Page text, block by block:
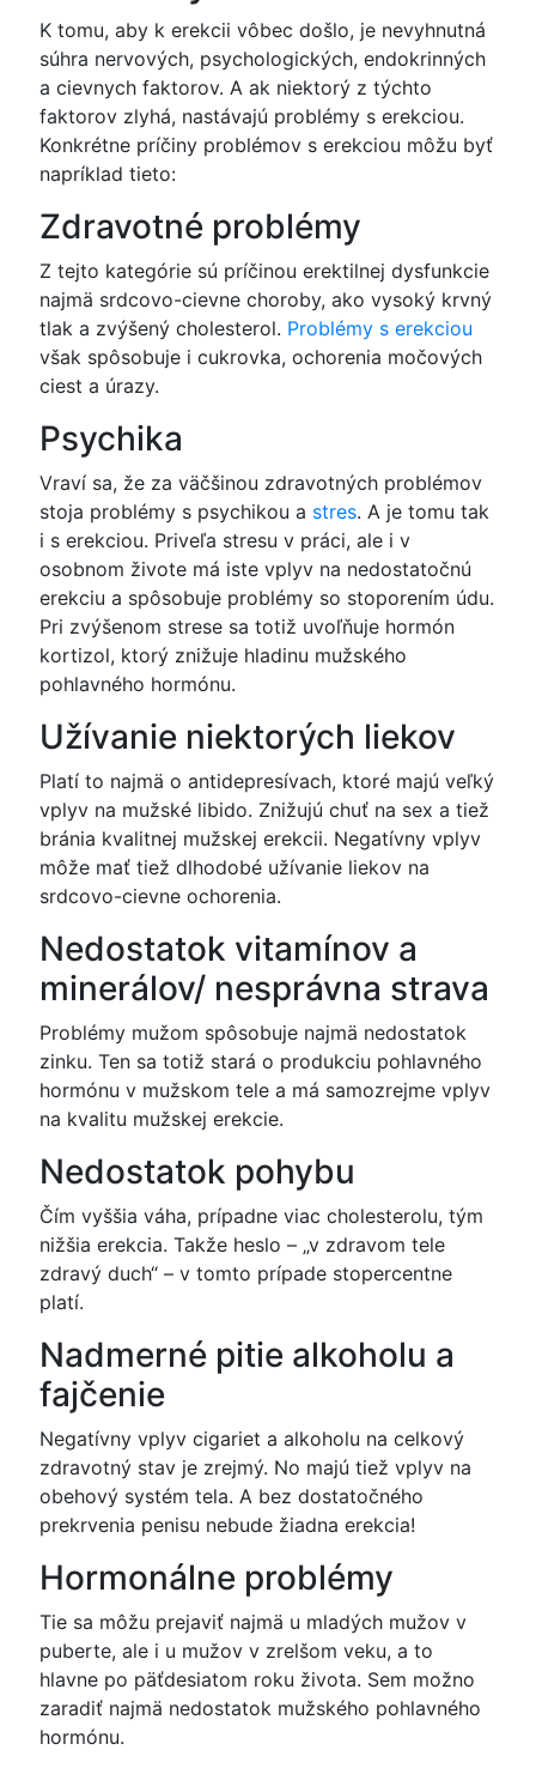
K tomu, aby k erekcii vôbec došlo, je nevyhnutná
súhra nervových, psychologických, endokrinných
a cievnych faktorov. A ak niektorý z týchto
faktorov zlyhá, nastávajú problémy s erekciou.
Konkrétne príčiny problémov s erekciou môžu byť
napríklad tieto:
Zdravotné problémy
Z tejto kategórie sú príčinou erektilnej dysfunkcie
najmä srdcovo-cievne choroby, ako vysoký krvný
tlak a zvýšený cholesterol. Problémy s erekciou
však spôsobuje i cukrovka, ochorenia močových
ciest a úrazy.
Psychika
Vraví sa, že za väčšinou zdravotných problémov
stoja problémy s psychikou a stres. A je tomu tak
i s erekciou. Priveľa stresu v práci, ale i v
osobnom živote má iste vplyv na nedostatočnú
erekciu a spôsobuje problémy so stoporením údu.
Pri zvýšenom strese sa totiž uvoľňuje hormón
kortizol, ktorý znižuje hladinu mužského
pohlavného hormónu.
Užívanie niektorých liekov
Platí to najmä o antidepresívach, ktoré majú veľký
vplyv na mužské libido. Znižujú chuť na sex a tiež
bránia kvalitnej mužskej erekcii. Negatívny vplyv
môže mať tiež dlhodobé užívanie liekov na
srdcovo-cievne ochorenia.
Nedostatok vitamínov a
minerálov/ nesprávna strava
Problémy mužom spôsobuje najmä nedostatok
zinku. Ten sa totiž stará o produkciu pohlavného
hormónu v mužskom tele a má samozrejme vplyv
na kvalitu mužskej erekcie.
Nedostatok pohybu
Čím vyššia váha, prípadne viac cholesterolu, tým
nižšia erekcia. Takže heslo – „v zdravom tele
zdravý duch“ – v tomto prípade stopercentne
platí.
Nadmerné pitie alkoholu a
fajčenie
Negatívny vplyv cigariet a alkoholu na celkový
zdravotný stav je zrejmý. No majú tiež vplyv na
obehový systém tela. A bez dostatočného
prekrvenia penisu nebude žiadna erekcia!
Hormonálne problémy
Tie sa môžu prejaviť najmä u mladých mužov v
puberte, ale i u mužov v zrelšom veku, a to
hlavne po päťdesiatom roku života. Sem možno
zaradiť najmä nedostatok mužského pohlavného
hormónu.